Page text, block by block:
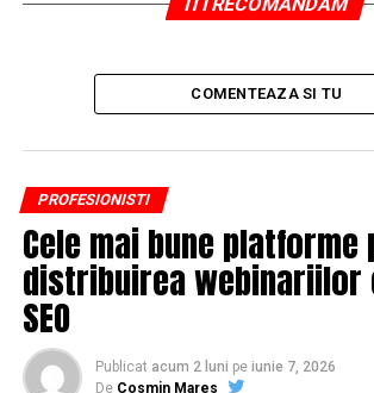
COMENTEAZA SI TU
PROFESIONISTI
Cele mai bune platforme
distribuirea webinariilor
SEO
Publicat acum 2 luni pe iunie 7, 2026
De Cosmin Mares